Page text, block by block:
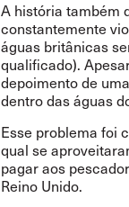
A história também
constantemente
águas britânicas
qualificado).
depoimento de
dentro das águas
Esse problema foi
qual se
pagar aos
Reino Unido.